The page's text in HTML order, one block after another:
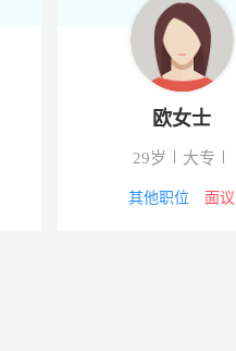
欧女士
29岁 大专
其他职位 面议